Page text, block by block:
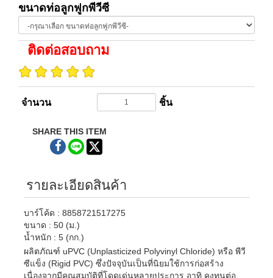
ขนาดท่อลูกฟูกพีวีซี
ติดต่อสอบถาม
จำนวน ชิ้น
SHARE THIS ITEM
รายละเอียดสินค้า
บาร์โค้ด : 8858721517275
ขนาด : 50 (ม.)
น้ำหนัก : 5 (กก.)
ผลิตภัณฑ์ uPVC (Unplasticized Polyvinyl Chloride) หรือ พีวี
ซีแข็ง (Rigid PVC) ซึ่งปัจจุบันเป็นที่นิยมใช้การก่อสร้าง
เนื่องจากมีคุณสมบัติที่โดดเด่นหลายประการ อาทิ คงทนต่อ